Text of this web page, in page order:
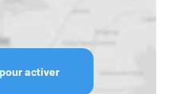
activer